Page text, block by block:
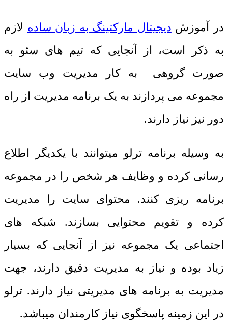
در آموزش دیجیتال مارکتینگ به زبان ساده لازم
به ذکر است، از آنجایی که تیم های سئو به
صورت گروهی به کار مدیریت وب سایت
مجموعه می پردازند به یک برنامه مدیریت از راه
دور نیز نیاز دارند.
به وسیله برنامه ترلو میتوانند با یکدیگر اطلاع
رسانی کرده و وظایف هر شخص را در مجموعه
برنامه ریزی کنند. محتوای سایت را مدیریت
کرده و تقویم محتوایی بسازند. شبکه های
اجتماعی یک مجموعه نیز از آنجایی که بسیار
زیاد بوده و نیاز به مدیریت دقیق دارند، جهت
مدیریت به برنامه های مدیریتی نیاز دارند. ترلو
در این زمینه پاسخگوی نیاز کارمندان میباشد.